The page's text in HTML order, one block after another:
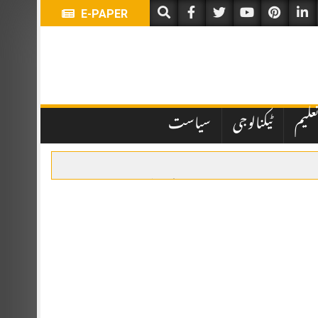
E-PAPER
تعلیم ٹیکنالوجی سیاست
نے انتظامی اور قانونی پہلوؤں پر سوالات کھڑے کر دیے ہیں۔